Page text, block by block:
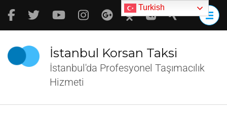
İçeriğe
atla
tuşuna
basın)
İstanbul Korsan Taksi
İstanbul'da Profesyonel Taşımacılık
Hizmeti
Turkish